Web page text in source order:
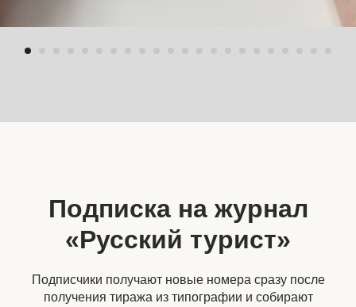
Подписка на журнал
«Русский турист»
Подписчики получают новые номера сразу после
получения тиража из типографии и собирают